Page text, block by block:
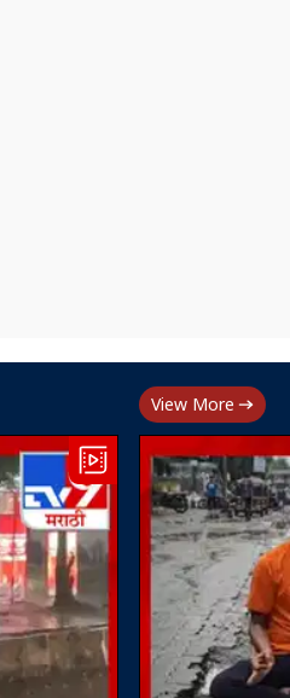
View More